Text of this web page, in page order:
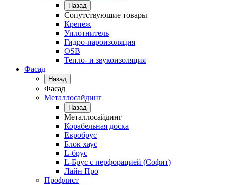
Назад
Сопутствующие товары
Крепеж
Уплотнитель
Гидро-пароизоляция
OSB
Тепло- и звукоизоляция
Фасад
Назад
Фасад
Металлосайдинг
Назад
Металлосайдинг
Корабельная доска
Евробрус
Блок хаус
L-брус
L-Брус с перфорацией (Софит)
Лайн Про
Профлист